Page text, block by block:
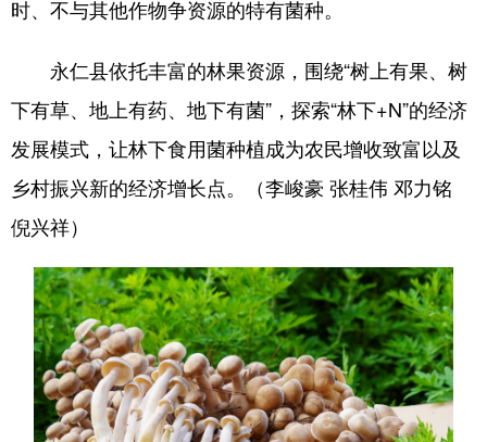
时、不与其他作物争资源的特有菌种。
永仁县依托丰富的林果资源，围绕“树上有果、树
下有草、地上有药、地下有菌”，探索“林下+N”的经济
发展模式，让林下食用菌种植成为农民增收致富以及
乡村振兴新的经济增长点。（李峻豪 张桂伟 邓力铭
倪兴祥）